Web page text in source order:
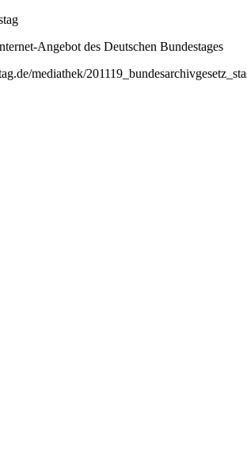
Angebot des Deutschen Bundestages
mediathek/